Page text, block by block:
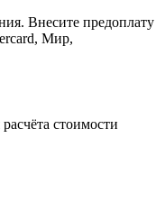
Внесите предоплату
Мир,
стоимости